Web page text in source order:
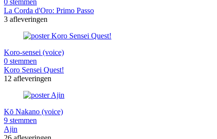
La Corda d'Oro: Primo Passo
3 afleveringen
Koro-sensei (voice)
0 stemmen
Koro Sensei Quest!
12 afleveringen
Kō Nakano (voice)
9 stemmen
Ajin